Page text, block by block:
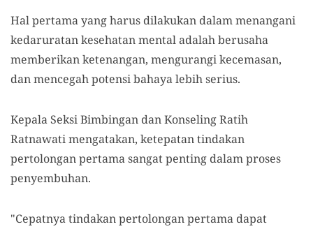
Hal pertama yang harus dilakukan dalam menangani
kedaruratan kesehatan mental adalah berusaha
memberikan ketenangan, mengurangi kecemasan,
dan mencegah potensi bahaya lebih serius.
Kepala Seksi Bimbingan dan Konseling Ratih
Ratnawati mengatakan, ketepatan tindakan
pertolongan pertama sangat penting dalam proses
penyembuhan.
"Cepatnya tindakan pertolongan pertama dapat